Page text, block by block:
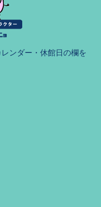
ンダー・休館日の欄を